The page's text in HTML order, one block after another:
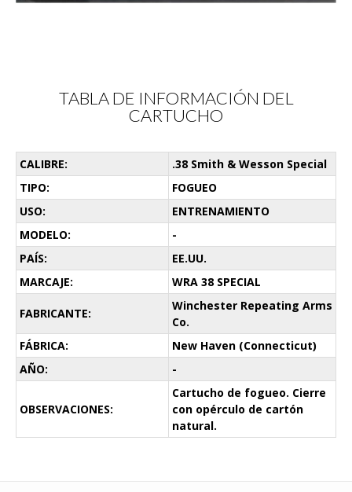
TABLA DE INFORMACIÓN DEL
CARTUCHO
CALIBRE:
.38 Smith & Wesson Special
TIPO:
FOGUEO
USO:
ENTRENAMIENTO
MODELO:
-
PAÍS:
EE.UU.
MARCAJE:
WRA 38 SPECIAL
FABRICANTE:
Winchester Repeating Arms
Co.
FÁBRICA:
New Haven (Connecticut)
AÑO:
-
OBSERVACIONES:
Cartucho de fogueo. Cierre
con opérculo de cartón
natural.